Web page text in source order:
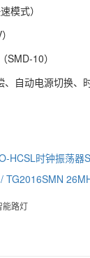
模式）
10）
、自动电源切换、
荡器SG2520HGN/
26MHz温补晶振在
能路灯